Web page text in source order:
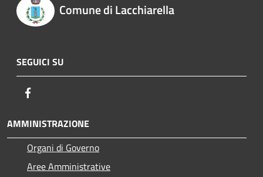
Comune di Lacchiarella
SEGUICI SU
AMMINISTRAZIONE
Organi di Governo
Aree Amministrative